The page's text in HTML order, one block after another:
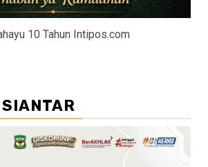
10 Tahun Intipos.com